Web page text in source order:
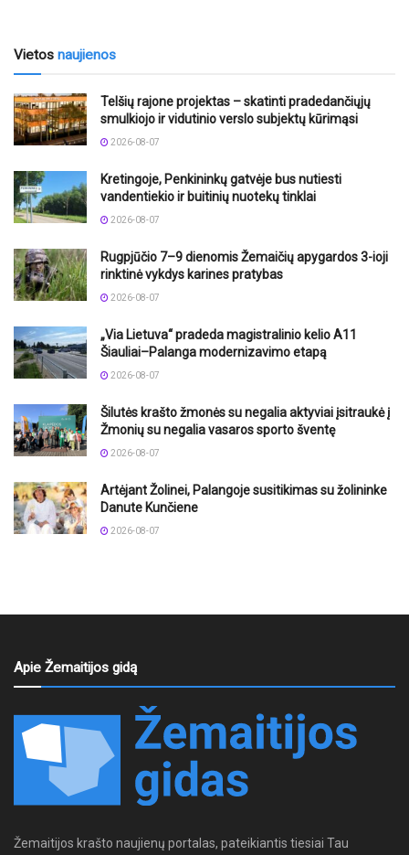
Vietos naujienos
Telšių rajone projektas – skatinti pradedančiųjų
smulkiojo ir vidutinio verslo subjektų kūrimąsi
2026-08-07
Kretingoje, Penkininkų gatvėje bus nutiesti
vandentiekio ir buitinių nuotekų tinklai
2026-08-07
Rugpjūčio 7–9 dienomis Žemaičių apygardos 3-ioji
rinktinė vykdys karines pratybas
2026-08-07
„Via Lietuva“ pradeda magistralinio kelio A11
Šiauliai–Palanga modernizavimo etapą
2026-08-07
Šilutės krašto žmonės su negalia aktyviai įsitraukė į
Žmonių su negalia vasaros sporto šventę
2026-08-07
Artėjant Žolinei, Palangoje susitikimas su žolininke
Danute Kunčiene
2026-08-07
Apie Žemaitijos gidą
Žemaitijos krašto naujienų portalas, pateikiantis tiesiai Tau